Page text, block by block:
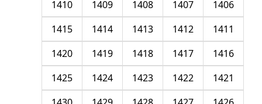
1406
1407
1408
1409
1410
1411
1412
1413
1414
1415
1416
1417
1418
1419
1420
1421
1422
1423
1424
1425